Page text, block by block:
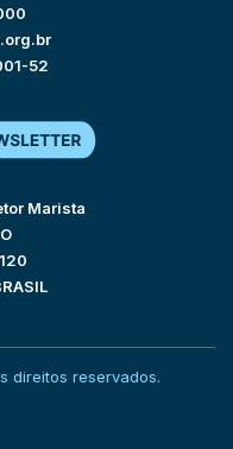
52
Marista
direitos reservados.